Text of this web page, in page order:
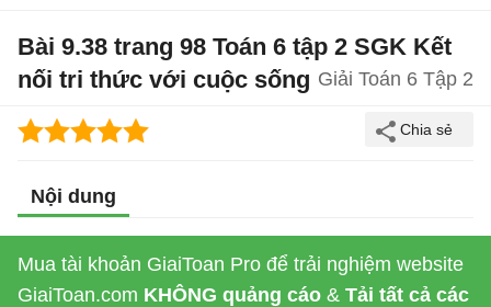
Bài 9.38 trang 98 Toán 6 tập 2 SGK Kết
nối tri thức với cuộc sống Giải Toán 6 Tập 2
Nội dung
Mua tài khoản GiaiToan Pro để trải nghiệm website
GiaiToan.com KHÔNG quảng cáo & Tải tất cả các